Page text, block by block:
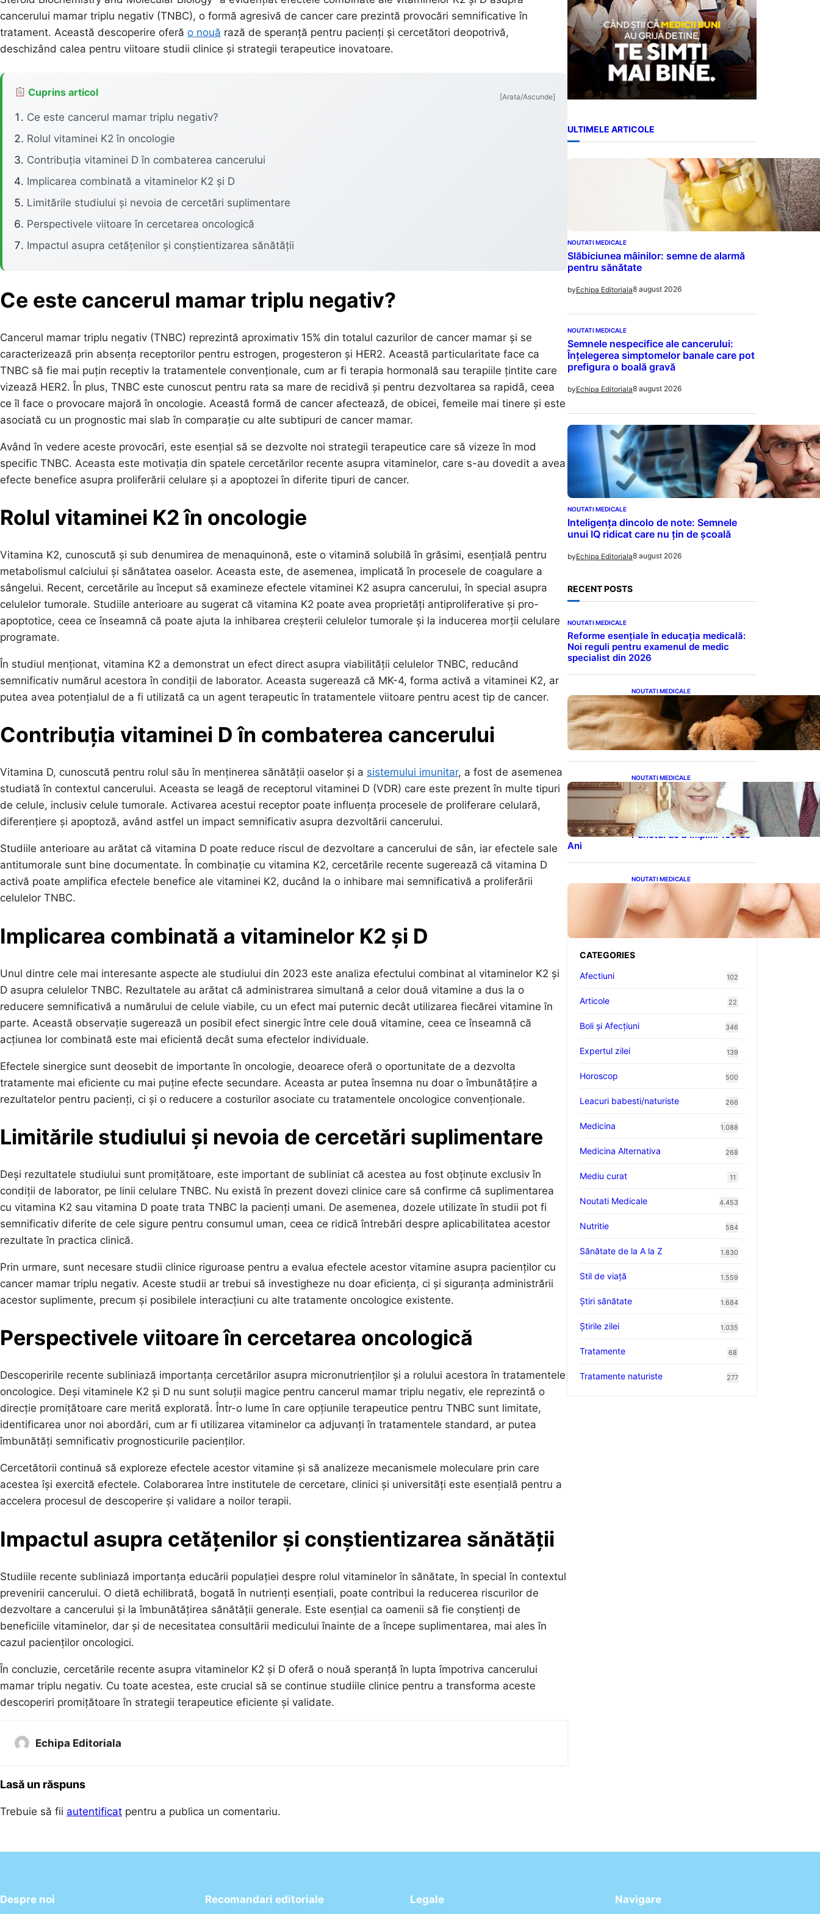
cancerului mamar triplu negativ (TNBC), o formă agresivă de cancer care prezintă provocări semnificative în
tratament. Această descoperire oferă o nouă rază de speranță pentru pacienți și cercetători deopotrivă,
deschizând calea pentru viitoare studii clinice și strategii terapeutice inovatoare.
Cuprins articol [Arata/Ascunde]
Ce este cancerul mamar triplu negativ?
Rolul vitaminei K2 în oncologie
Contribuția vitaminei D în combaterea cancerului
Implicarea combinată a vitaminelor K2 și D
Limitările studiului și nevoia de cercetări suplimentare
Perspectivele viitoare în cercetarea oncologică
Impactul asupra cetățenilor și conștientizarea sănătății
Ce este cancerul mamar triplu negativ?
Cancerul mamar triplu negativ (TNBC) reprezintă aproximativ 15% din totalul cazurilor de cancer mamar și se
caracterizează prin absența receptorilor pentru estrogen, progesteron și HER2. Această particularitate face ca
TNBC să fie mai puțin receptiv la tratamentele convenționale, cum ar fi terapia hormonală sau terapiile țintite care
vizează HER2. În plus, TNBC este cunoscut pentru rata sa mare de recidivă și pentru dezvoltarea sa rapidă, ceea
ce îl face o provocare majoră în oncologie. Această formă de cancer afectează, de obicei, femeile mai tinere și este
asociată cu un prognostic mai slab în comparație cu alte subtipuri de cancer mamar.
Având în vedere aceste provocări, este esențial să se dezvolte noi strategii terapeutice care să vizeze în mod
specific TNBC. Aceasta este motivația din spatele cercetărilor recente asupra vitaminelor, care s-au dovedit a avea
efecte benefice asupra proliferării celulare și a apoptozei în diferite tipuri de cancer.
Rolul vitaminei K2 în oncologie
Vitamina K2, cunoscută și sub denumirea de menaquinonă, este o vitamină solubilă în grăsimi, esențială pentru
metabolismul calciului și sănătatea oaselor. Aceasta este, de asemenea, implicată în procesele de coagulare a
sângelui. Recent, cercetările au început să examineze efectele vitaminei K2 asupra cancerului, în special asupra
celulelor tumorale. Studiile anterioare au sugerat că vitamina K2 poate avea proprietăți antiproliferative și pro-
apoptotice, ceea ce înseamnă că poate ajuta la inhibarea creșterii celulelor tumorale și la inducerea morții celulare
programate.
În studiul menționat, vitamina K2 a demonstrat un efect direct asupra viabilității celulelor TNBC, reducând
semnificativ numărul acestora în condiții de laborator. Aceasta sugerează că MK-4, forma activă a vitaminei K2, ar
putea avea potențialul de a fi utilizată ca un agent terapeutic în tratamentele viitoare pentru acest tip de cancer.
Contribuția vitaminei D în combaterea cancerului
Vitamina D, cunoscută pentru rolul său în menținerea sănătății oaselor și a sistemului imunitar, a fost de asemenea
studiată în contextul cancerului. Aceasta se leagă de receptorul vitaminei D (VDR) care este prezent în multe tipuri
de celule, inclusiv celule tumorale. Activarea acestui receptor poate influența procesele de proliferare celulară,
diferențiere și apoptoză, având astfel un impact semnificativ asupra dezvoltării cancerului.
Studiile anterioare au arătat că vitamina D poate reduce riscul de dezvoltare a cancerului de sân, iar efectele sale
antitumorale sunt bine documentate. În combinație cu vitamina K2, cercetările recente sugerează că vitamina D
activă poate amplifica efectele benefice ale vitaminei K2, ducând la o inhibare mai semnificativă a proliferării
celulelor TNBC.
Implicarea combinată a vitaminelor K2 și D
Unul dintre cele mai interesante aspecte ale studiului din 2023 este analiza efectului combinat al vitaminelor K2 și
D asupra celulelor TNBC. Rezultatele au arătat că administrarea simultană a celor două vitamine a dus la o
reducere semnificativă a numărului de celule viabile, cu un efect mai puternic decât utilizarea fiecărei vitamine în
parte. Această observație sugerează un posibil efect sinergic între cele două vitamine, ceea ce înseamnă că
acțiunea lor combinată este mai eficientă decât suma efectelor individuale.
Efectele sinergice sunt deosebit de importante în oncologie, deoarece oferă o oportunitate de a dezvolta
tratamente mai eficiente cu mai puține efecte secundare. Aceasta ar putea însemna nu doar o îmbunătățire a
rezultatelor pentru pacienți, ci și o reducere a costurilor asociate cu tratamentele oncologice convenționale.
Limitările studiului și nevoia de cercetări suplimentare
Deși rezultatele studiului sunt promițătoare, este important de subliniat că acestea au fost obținute exclusiv în
condiții de laborator, pe linii celulare TNBC. Nu există în prezent dovezi clinice care să confirme că suplimentarea
cu vitamina K2 sau vitamina D poate trata TNBC la pacienți umani. De asemenea, dozele utilizate în studii pot fi
semnificativ diferite de cele sigure pentru consumul uman, ceea ce ridică întrebări despre aplicabilitatea acestor
rezultate în practica clinică.
Prin urmare, sunt necesare studii clinice riguroase pentru a evalua efectele acestor vitamine asupra pacienților cu
cancer mamar triplu negativ. Aceste studii ar trebui să investigheze nu doar eficiența, ci și siguranța administrării
acestor suplimente, precum și posibilele interacțiuni cu alte tratamente oncologice existente.
Perspectivele viitoare în cercetarea oncologică
Descoperirile recente subliniază importanța cercetărilor asupra micronutrienților și a rolului acestora în tratamentele
oncologice. Deși vitaminele K2 și D nu sunt soluții magice pentru cancerul mamar triplu negativ, ele reprezintă o
direcție promițătoare care merită explorată. Într-o lume în care opțiunile terapeutice pentru TNBC sunt limitate,
identificarea unor noi abordări, cum ar fi utilizarea vitaminelor ca adjuvanți în tratamentele standard, ar putea
îmbunătăți semnificativ prognosticurile pacienților.
Cercetătorii continuă să exploreze efectele acestor vitamine și să analizeze mecanismele moleculare prin care
acestea își exercită efectele. Colaborarea între institutele de cercetare, clinici și universități este esențială pentru a
accelera procesul de descoperire și validare a noilor terapii.
Impactul asupra cetățenilor și conștientizarea sănătății
Studiile recente subliniază importanța educării populației despre rolul vitaminelor în sănătate, în special în contextul
prevenirii cancerului. O dietă echilibrată, bogată în nutrienți esențiali, poate contribui la reducerea riscurilor de
dezvoltare a cancerului și la îmbunătățirea sănătății generale. Este esențial ca oamenii să fie conștienți de
beneficiile vitaminelor, dar și de necesitatea consultării medicului înainte de a începe suplimentarea, mai ales în
cazul pacienților oncologici.
În concluzie, cercetările recente asupra vitaminelor K2 și D oferă o nouă speranță în lupta împotriva cancerului
mamar triplu negativ. Cu toate acestea, este crucial să se continue studiile clinice pentru a transforma aceste
descoperiri promițătoare în strategii terapeutice eficiente și validate.
Echipa Editoriala
Lasă un răspuns
Trebuie să fii autentificat pentru a publica un comentariu.
ULTIMELE ARTICOLE
NOUTATI MEDICALE
Slăbiciunea mâinilor: semne de alarmă
pentru sănătate
byEchipa Editoriala8 august 2026
NOUTATI MEDICALE
Semnele nespecifice ale cancerului:
Înțelegerea simptomelor banale care pot
prefigura o boală gravă
byEchipa Editoriala8 august 2026
NOUTATI MEDICALE
Inteligența dincolo de note: Semnele
unui IQ ridicat care nu țin de școală
byEchipa Editoriala8 august 2026
RECENT POSTS
NOUTATI MEDICALE
Reforme esențiale în educația medicală:
Noi reguli pentru examenul de medic
specialist din 2026
NOUTATI MEDICALE
Somnul Sănătos: Câte Ore
Trebuie Să Dormi în Funcție
de Vârstă și Impactul
Asupra Sănătății
NOUTATI MEDICALE
Longevitatea în Rândul
Celebrităților: Lecții din
Viața Prințului Philip și a
Altora care Au Fost Pe
Punctul de a Împlini 100 de
Ani
NOUTATI MEDICALE
Evoluția Personalității după
70 de Ani: Ce Revelații Ne
Oferă Studiile Psihologice
CATEGORIES
Afectiuni
102
Articole 22
Boli și Afecțiuni 346
Expertul zilei 139
Horoscop 500
Leacuri babesti/naturiste 266
Medicina 1.088
Medicina Alternativa 268
Mediu curat 11
Noutati Medicale 4.453
Nutritie 584
Sănătate de la A la Z 1.830
Stil de viaţă 1.559
Ştiri sănătate 1.684
Știrile zilei 1.035
Tratamente 68
Tratamente naturiste 277
Despre noi Recomandari editoriale Legale Navigare